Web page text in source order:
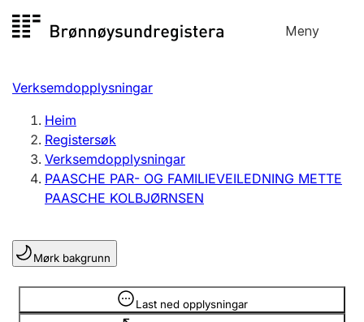
til
Meny
Registersøk
Aksjeselskap
Enkeltpersonføretak
Registrere, endre, slette
Lag og foreining
Registrere, endre, slette
Verksemdopplysningar
Heim
Registersøk
Verksemdopplysningar
PAASCHE PAR- OG FAMILIEVEILEDNING METTE
PAASCHE KOLBJØRNSEN
Mørk bakgrunn
Last ned opplysningar
Opplysninger er skjult